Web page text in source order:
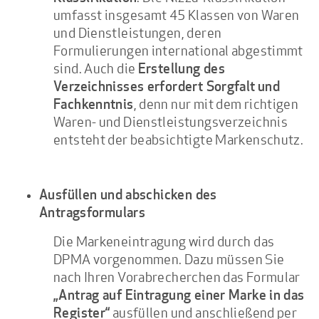
umfasst insgesamt 45 Klassen von Waren
und Dienstleistungen, deren
Formulierungen international abgestimmt
sind. Auch die Erstellung des
Verzeichnisses erfordert Sorgfalt und
Fachkenntnis , denn nur mit dem richtigen
Waren- und Dienstleistungsverzeichnis
entsteht der beabsichtigte Markenschutz.
Ausfüllen und abschicken des
Antragsformulars
Die Markeneintragung wird durch das
DPMA vorgenommen. Dazu müssen Sie
nach Ihren Vorabrecherchen das Formular
„Antrag auf Eintragung einer Marke in das
Register“ ausfüllen und anschließend per